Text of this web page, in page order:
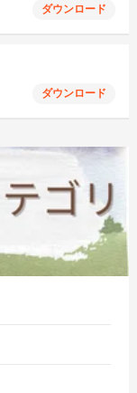
ダウンロード
ダウンロード